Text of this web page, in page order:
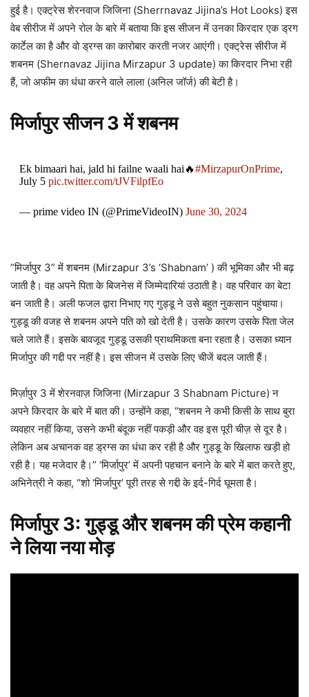
हुई है। एक्ट्रेस शेरनवाज जिजिना (Sherrnavaz Jijina’s Hot Looks) इस
वेब सीरीज में अपने रोल के बारे में बताया कि इस सीजन में उनका किरदार एक ड्रग
कार्टेल का है और वो ड्रग्स का कारोबार करती नजर आएंगी। एक्ट्रेस सीरीज में
शबनम (Shernavaz Jijina Mirzapur 3 update) का किरदार निभा रही
हैं, जो अफीम का धंधा करने वाले लाला (अनिल जॉर्ज) की बेटी है।
मिर्जापुर सीजन 3 में शबनम
Ek bimaari hai, jald hi failne waali hai🔥#MirzapurOnPrime,
July 5 pic.twitter.com/tJVFilpfEo
— prime video IN (@PrimeVideoIN) June 30, 2024
“मिर्जापुर 3” में शबनम (Mirzapur 3’s ‘Shabnam’ ) की भूमिका और भी बढ़
जाती है। वह अपने पिता के बिजनेस में जिम्मेदारियां उठाती है। वह परिवार का बेटा
बन जाती है। अली फजल द्वारा निभाए गए गुड्डू ने उसे बहुत नुकसान पहुंचाया।
गुड्डू की वजह से शबनम अपने पति को खो देती है। उसके कारण उसके पिता जेल
चले जाते हैं। इसके बावजूद गुड्डू उसकी प्राथमिकता बना रहता है। उसका ध्यान
मिर्जापुर की गद्दी पर नहीं है। इस सीजन में उसके लिए चीजें बदल जाती हैं।
मिर्ज़ापुर 3 में शेरनवाज़ जिजिना (Mirzapur 3 Shabnam Picture) न
अपने किरदार के बारे में बात की। उन्होंने कहा, “शबनम ने कभी किसी के साथ बुरा
व्यवहार नहीं किया, उसने कभी बंदूक नहीं पकड़ी और वह इस पूरी चीज़ से दूर है।
लेकिन अब अचानक वह ड्रग्स का धंधा कर रही है और गुड्डू के खिलाफ खड़ी हो
रही है। यह मजेदार है।” ‘मिर्जापुर’ में अपनी पहचान बनाने के बारे में बात करते हुए,
अभिनेत्री ने कहा, “शो ‘मिर्जापुर’ पूरी तरह से गद्दी के इर्द-गिर्द घूमता है।
मिर्जापुर 3: गुड्डू और शबनम की प्रेम कहानी
ने लिया नया मोड़